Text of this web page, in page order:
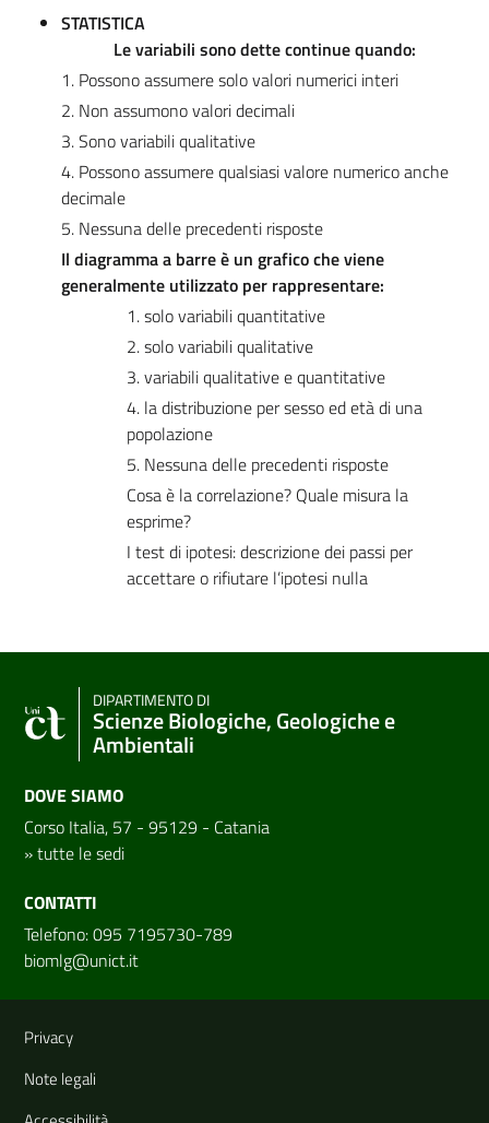
STATISTICA
Le variabili sono dette continue quando:
1. Possono assumere solo valori numerici interi
2. Non assumono valori decimali
3. Sono variabili qualitative
4. Possono assumere qualsiasi valore numerico anche
decimale
5. Nessuna delle precedenti risposte
Il diagramma a barre è un grafico che viene
generalmente utilizzato per rappresentare:
1. solo variabili quantitative
2. solo variabili qualitative
3. variabili qualitative e quantitative
4. la distribuzione per sesso ed età di una
popolazione
5. Nessuna delle precedenti risposte
Cosa è la correlazione? Quale misura la
esprime?
I test di ipotesi: descrizione dei passi per
accettare o rifiutare l’ipotesi nulla
DIPARTIMENTO DI
Scienze Biologiche, Geologiche e
Ambientali
DOVE SIAMO
Corso Italia, 57 - 95129 - Catania
»tutte le sedi
CONTATTI
Telefono: 095 7195730-789
biomlg@unict.it
Link e informazioni utili
Privacy
Note legali